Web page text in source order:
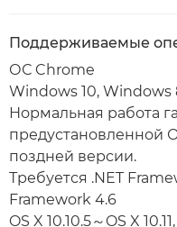
Поддерживаемые
ОС Chrome
Windows 10, Windows
Нормальная работа
предустановленной
поздней версии.
Требуется .NET
Framework 4.6
OS X 10.10.5～OS X